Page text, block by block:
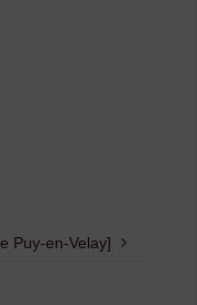
Puy-en-Velay]